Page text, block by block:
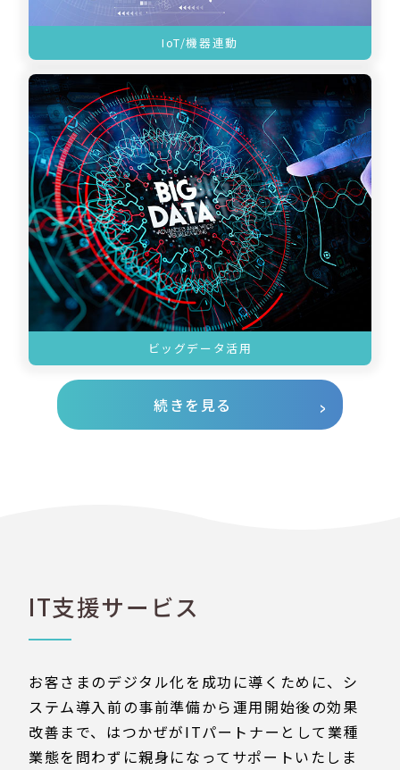
IoT/機器連動
ビッグデータ活用
続きを見る
IT支援サービス
お客さまのデジタル化を成功に導くために、シ
ステム導入前の事前準備から運用開始後の効果
改善まで、はつかぜがITパートナーとして業種
業態を問わずに親身になってサポートいたしま